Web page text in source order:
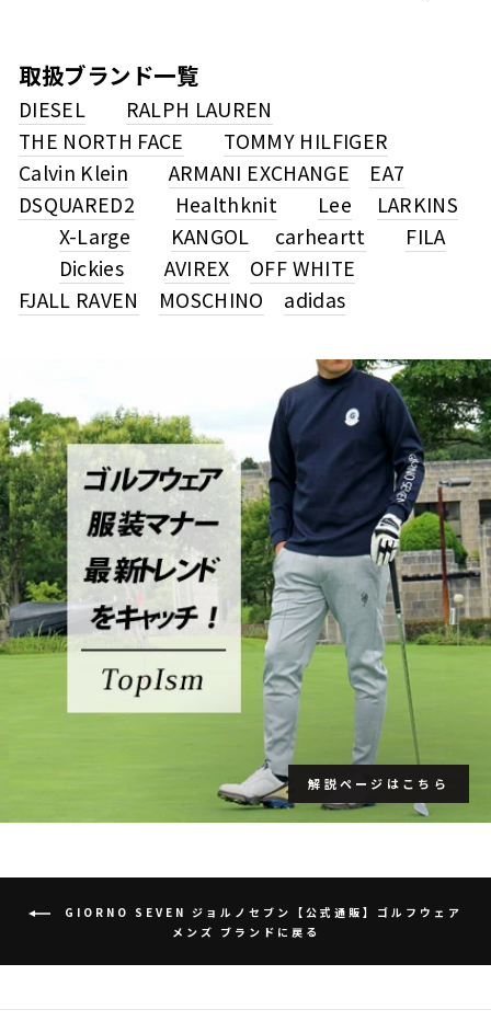
取扱ブランド一覧
DIESEL
RALPH LAUREN
THE NORTH FACE
TOMMY HILFIGER
Calvin Klein
ARMANI EXCHANGE
EA7
DSQUARED2
Healthknit Lee
LARKINS
X-Large
KANGOL carheartt
FILA
Dickies
AVIREX
OFF WHITE
FJALL RAVEN
MOSCHINO adidas
解説ページはこちら
GIORNO SEVEN ジョルノセブン【公式通販】ゴルフウェア
メンズ ブランドに戻る